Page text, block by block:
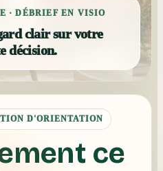
· DÉBRIEF EN VISIO
clair sur votre
décision.
D'ORIENTATION
ce